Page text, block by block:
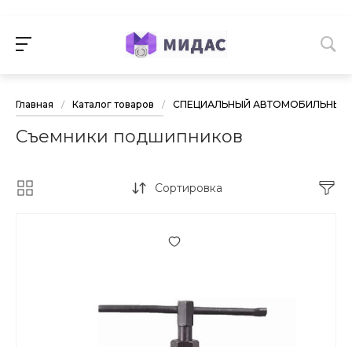
Главная / Каталог товаров / СПЕЦИАЛЬНЫЙ АВТОМОБИЛЬНЫЙ
Съемники подшипников
Сортировка